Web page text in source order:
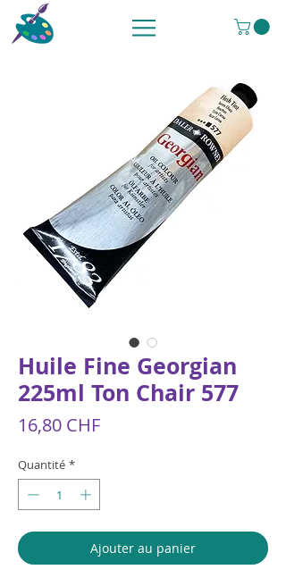
Huile Fine Georgian
225ml Ton Chair 577
16,80 CHFPrix
Quantité *
Ajouter au panier